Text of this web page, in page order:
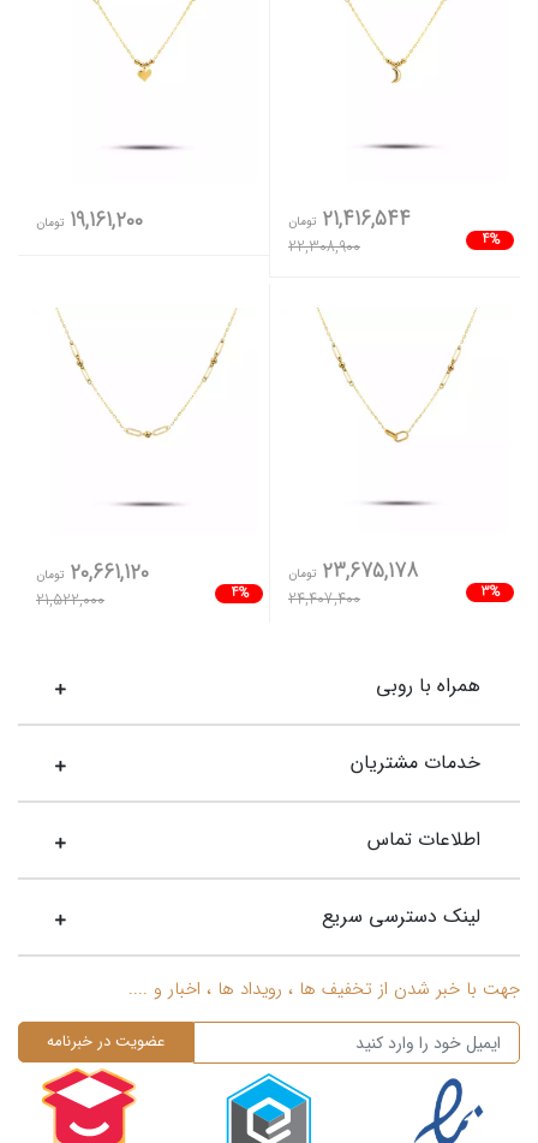
4%
21,416,544 تومان
22,308,900
19,161,200 تومان
3%
23,675,178 تومان
24,407,400
4%
20,661,120 تومان
21,522,000
همراه با روبی
خدمات مشتریان
اطلاعات تماس
لینک دسترسی سریع
جهت با خبر شدن از تخفیف ها ، رویداد ها ، اخبار و ....